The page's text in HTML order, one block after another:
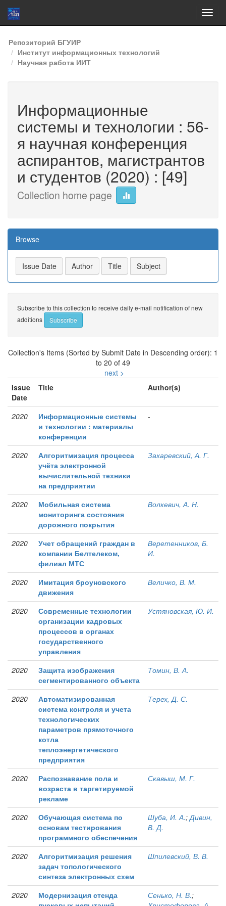
Skip
navigation
Репозиторий БГУИР
Институт информационных технологий
Научная работа ИИТ
Информационные
системы и технологии : 56-
я научная конференция
аспирантов, магистрантов
и студентов (2020) : [49]
Collection home page
Browse
Subscribe to this collection to receive daily e-mail notification of new
additions
Collection's Items (Sorted by Submit Date in Descending order): 1
to 20 of 49
next >
Issue
Date
Title Author(s)
2020
Информационные системы
и технологии : материалы
конференции
-
2020
Алгоритмизация процесса
учёта электронной
вычислительной техники
на предприятии
Захаревский, А. Г.
2020
Мобильная система
мониторинга состояния
дорожного покрытия
Волкевич, А. Н.
2020
Учет обращений граждан в
компании Белтелеком,
филиал МТС
Веретенников, Б.
И.
2020
Имитация броуновского
движения
Величко, В. М.
2020
Современные технологии
организации кадровых
процессов в органах
государственного
управления
Устяновская, Ю. И.
2020
Защита изображения
сегментированного объекта
Томин, В. А.
2020
Автоматизированная
система контроля и учета
технологических
параметров прямоточного
котла
теплоэнергетического
предприятия
Терех, Д. С.
2020
Распознавание пола и
возраста в таргетируемой
рекламе
Скавыш, М. Г.
2020
Обучающая система по
основам тестирования
программного обеспечения
Шуба, И. А.;Дивин,
В. Д.
2020
Алгоритмизация решения
задач топологического
синтеза электронных схем
Шпилевский, В. В.
2020
Модернизация стенда
Сенько, Н. В.;